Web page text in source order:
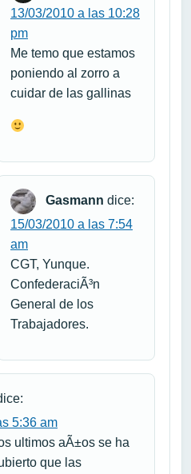
13/03/2010 a las 10:28
pm
Me temo que estamos
poniendo al zorro a
cuidar de las gallinas
Gasmann dice:
15/03/2010 a las 7:54
am
CGT, Yunque.
ConfederaciÃ³n
General de los
Trabajadores.
5:36 am
ultimos aÃ±os se ha
que las